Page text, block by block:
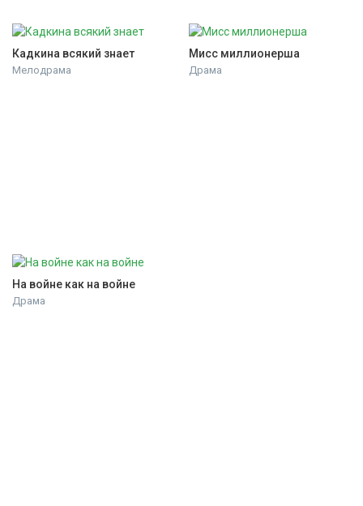
Кадкина всякий знает
Мелодрама
Мисс миллионерша
Драма
На войне как на войне
Драма